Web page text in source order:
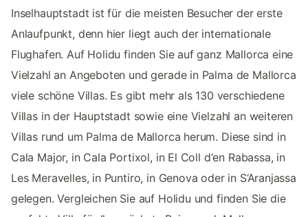
Inselhauptstadt ist für die meisten Besucher der erste
Anlaufpunkt, denn hier liegt auch der internationale
Flughafen. Auf Holidu finden Sie auf ganz Mallorca eine
Vielzahl an Angeboten und gerade in Palma de Mallorca
viele schöne Villas. Es gibt mehr als 130 verschiedene
Villas in der Hauptstadt sowie eine Vielzahl an weiteren
Villas rund um Palma de Mallorca herum. Diese sind in
Cala Major, in Cala Portixol, in El Coll d‘en Rabassa, in
Les Meravelles, in Puntiro, in Genova oder in S‘Aranjassa
gelegen. Vergleichen Sie auf Holidu und finden Sie die